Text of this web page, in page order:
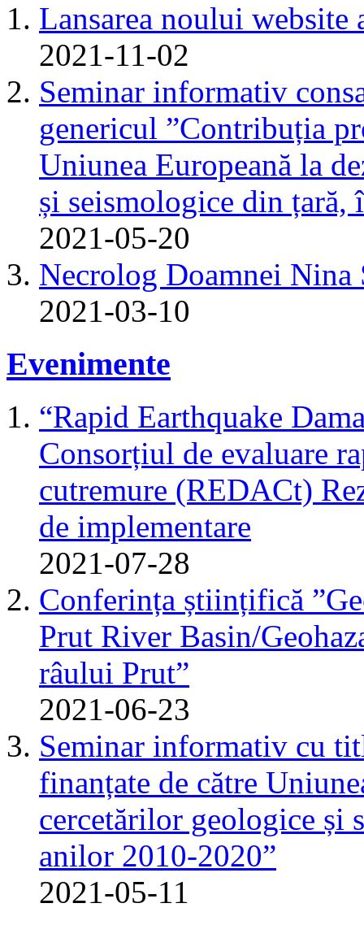
Lansarea noului website
2021-11-02
Seminar informativ
genericul ”Contribuția
Uniunea Europeană la
și seismologice din țară,
2021-05-20
Necrolog Doamnei
2021-03-10
Evenimente
“Rapid Earthquake
Consorțiul de evaluare
cutremure (REDACt)
de implementare
2021-07-28
Conferința științifică
Prut River Basin/
râului Prut”
2021-06-23
Seminar informativ cu
finanțate de către
cercetărilor geologice și
anilor 2010-2020”
2021-05-11